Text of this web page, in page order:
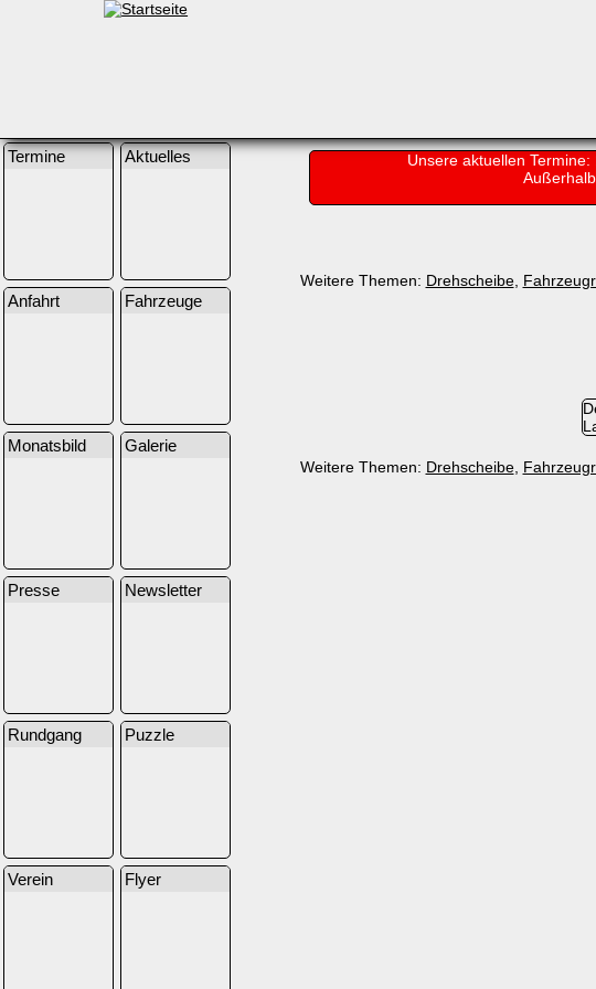
Termine Aktuelles
Anfahrt Fahrzeuge
Monatsbild Galerie
Presse Newsletter
Rundgang Puzzle
Verein Flyer
Unsere aktuellen
Weitere Themen: Drehscheibe,
Weitere Themen: Drehscheibe,